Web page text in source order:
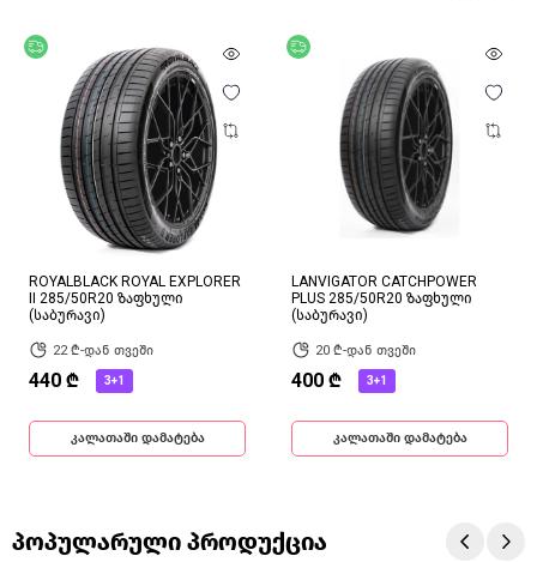
უფასო მიწოდება
ROYALBLACK ROYAL EXPLORER
II 285/50R20 ზაფხული
(საბურავი)
22 ₾-დან თვეში
440 ₾ 3+1
კალათაში დამატება
LANVIGATOR CATCHPOWER
PLUS 285/50R20 ზაფხული
(საბურავი)
20 ₾-დან თვეში
400 ₾ 3+1
კალათაში დამატება
პოპულარული პროდუქცია